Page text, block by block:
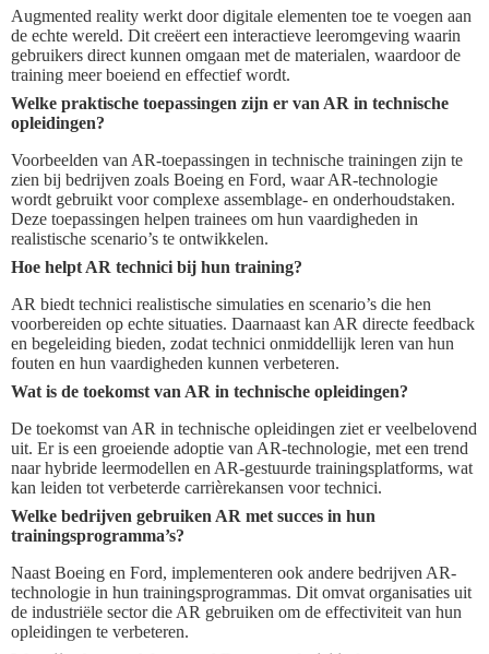
Augmented reality werkt door digitale elementen toe te voegen aan
de echte wereld. Dit creëert een interactieve leeromgeving waarin
gebruikers direct kunnen omgaan met de materialen, waardoor de
training meer boeiend en effectief wordt.
Welke praktische toepassingen zijn er van AR in technische
opleidingen?
Voorbeelden van AR-toepassingen in technische trainingen zijn te
zien bij bedrijven zoals Boeing en Ford, waar AR-technologie
wordt gebruikt voor complexe assemblage- en onderhoudstaken.
Deze toepassingen helpen trainees om hun vaardigheden in
realistische scenario’s te ontwikkelen.
Hoe helpt AR technici bij hun training?
AR biedt technici realistische simulaties en scenario’s die hen
voorbereiden op echte situaties. Daarnaast kan AR directe feedback
en begeleiding bieden, zodat technici onmiddellijk leren van hun
fouten en hun vaardigheden kunnen verbeteren.
Wat is de toekomst van AR in technische opleidingen?
De toekomst van AR in technische opleidingen ziet er veelbelovend
uit. Er is een groeiende adoptie van AR-technologie, met een trend
naar hybride leermodellen en AR-gestuurde trainingsplatforms, wat
kan leiden tot verbeterde carrièrekansen voor technici.
Welke bedrijven gebruiken AR met succes in hun
trainingsprogramma’s?
Naast Boeing en Ford, implementeren ook andere bedrijven AR-
technologie in hun trainingsprogrammas. Dit omvat organisaties uit
de industriële sector die AR gebruiken om de effectiviteit van hun
opleidingen te verbeteren.